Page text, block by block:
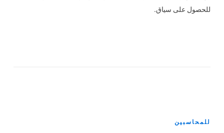
للحصول على سياق.
للمحاسبين